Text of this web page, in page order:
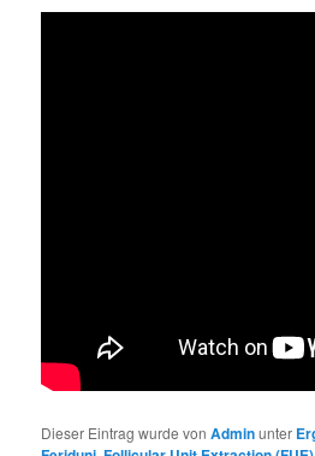
Dieser Eintrag wurde vonAdminunter